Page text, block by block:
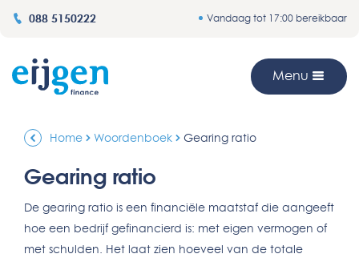
088 5150222 Vandaag tot 17:00 bereikbaar
Menu
Home Woordenboek Gearing ratio
Gearing ratio
De gearing ratio is een financiële maatstaf die aangeeft
hoe een bedrijf gefinancierd is: met eigen vermogen of
met schulden. Het laat zien hoeveel van de totale